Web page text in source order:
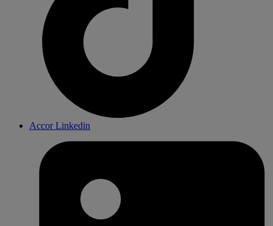
Accor Linkedin